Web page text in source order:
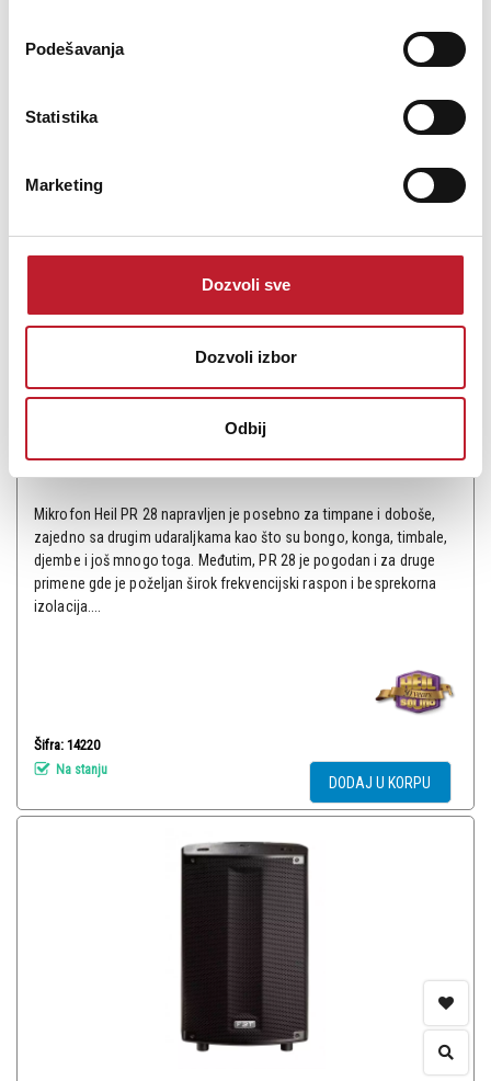
Podešavanja
Statistika
Marketing
Dozvoli sve
Dozvoli izbor
Odbij
Na stanju
DODAJ U KORPU
Heil Sound PR28
23.880,00RSD
Mikrofon Heil PR 28 napravljen je posebno za timpane i doboše,
zajedno sa drugim udaraljkama kao što su bongo, konga, timbale,
djembe i još mnogo toga. Međutim, PR 28 je pogodan i za druge
primene gde je poželjan širok frekvencijski raspon i besprekorna
izolacija....
Šifra: 14220
Na stanju
DODAJ U KORPU